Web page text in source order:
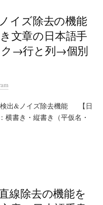
イズ除去の機能
文章の日本語手
ク→行と列→個別
検出&ノイズ除去機能 【日
横書き・縦書き（平仮名・
線除去の機能を